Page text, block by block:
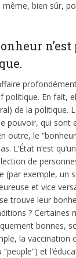
même, bien sûr,
n’est
politique. En fait,
de la politique.
pouvoir, qui sont
outre, le
L’État n’est
de
(par exemple, un
et vice
trouve leur
? Certaines
bonnes,
la vaccination
et